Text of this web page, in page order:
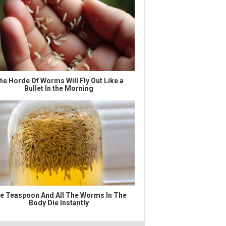
Horde Of Worms Will Fly Out Like a
Bullet In the Morning
Teaspoon And All The Worms In The
Body Die Instantly